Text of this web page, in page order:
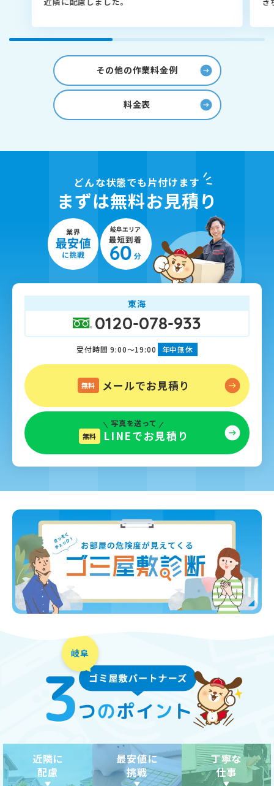
その他の作業料金例
料金表
どんな状態でも片付けます
まずは無料お見積り
東海
0120-078-933
受付時間 9:00～19:00 年中無休
無料 メールでお見積り
写真を送って
無料 LINEでお見積り
近隣に
配慮
最安値に
挑戦
丁寧な
仕事